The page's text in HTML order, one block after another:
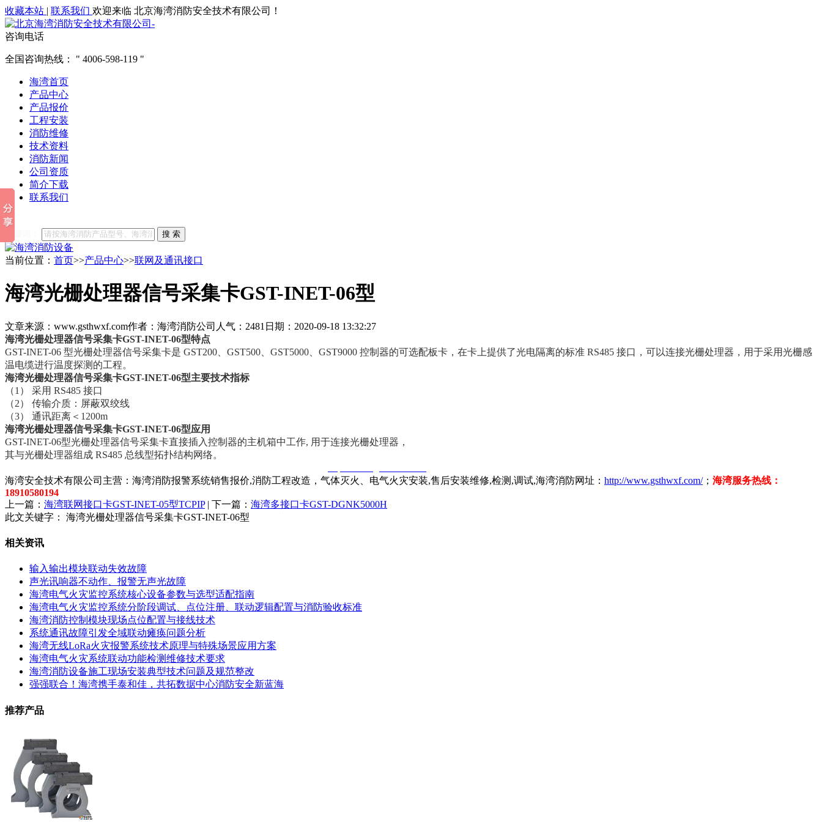
收藏本站 | 联系我们 欢迎来临 北京海湾消防安全技术有限公司！
咨询电话
全国咨询热线： 4006-598-119
海湾首页
产品中心
产品报价
工程安装
消防维修
技术资料
消防新闻
公司资质
简介下载
联系我们
他们都在搜索:
搜 索
当前位置： 首页>>产品中心>>联网及通讯接口
海湾光栅处理器信号采集卡GST-INET-06型
文章来源：www.gsthwxf.com作者：海湾消防公司 人气：2481 日期：2020-09-18 13:32:27
海湾光栅处理器信号采集卡GST-INET-06型特点
GST-INET-06 型光栅处理器信号采集卡是 GST200、GST500、GST5000、GST9000 控制器的可选配板卡，在卡上提供了光电隔离的标准 RS485 接口，可以连接光栅处理器，用于采用光栅感
温电缆进行温度探测的工程。
海湾光栅处理器信号采集卡GST-INET-06型主要技术指标
（1） 采用 RS485 接口
（2） 传输介质：屏蔽双绞线
（3） 通讯距离＜1200m
海湾光栅处理器信号采集卡GST-INET-06型应用
GST-INET-06型光栅处理器信号采集卡直接插入控制器的主机箱中工作, 用于连接光栅处理器，
其与光栅处理器组成 RS485 总线型拓扑结构网络。
海湾安全技术有限公司主营：海湾消防报警系统销售报价,消防工程改造，气体灭火、电气火灾安装,售后安装维修,检测,调试,海湾消防网址： http://www.gsthwxf.com/； 海湾服务热线：
18910580194
上一篇： 海湾联网接口卡GST-INET-05型TCPIP| 下一篇： 海湾多接口卡GST-DGNK5000H
此文关键字：
海湾光栅处理器信号采集卡GST-INET-06型
相关资讯
输入输出模块联动失效故障
声光讯响器不动作、报警无声光故障
海湾电气火灾监控系统核心设备参数与选型适配指南
海湾电气火灾监控系统分阶段调试、点位注册、联动逻辑配置与消防验收标准
海湾消防控制模块现场点位配置与接线技术
系统通讯故障引发全域联动瘫痪问题分析
海湾无线LoRa火灾报警系统技术原理与特殊场景应用方案
海湾电气火灾系统联动功能检测维修技术要求
海湾消防设备施工现场安装典型技术问题及规范整改
强强联合！海湾携手泰和佳，共拓数据中心消防安全新蓝海
推荐产品